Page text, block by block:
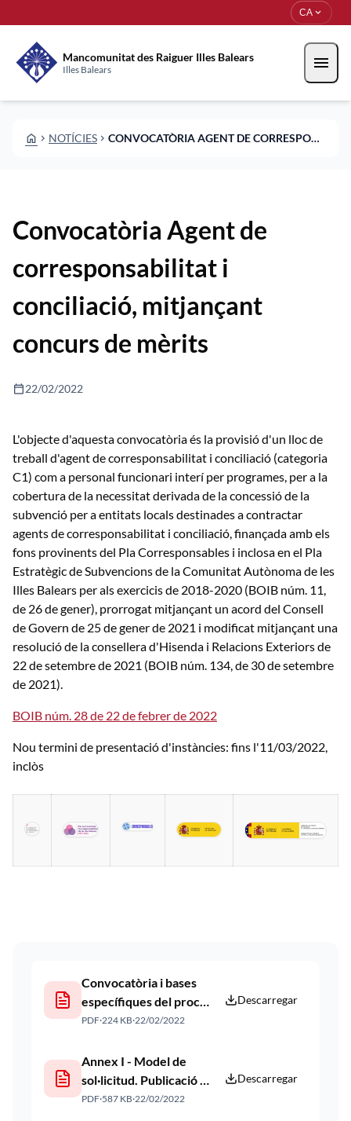
CA expand_more
Mancomunitat des Raiguer Illes Balears
Illes Balears menu
HOME CHEVRON_RIGHT NOTÍCIES CHEVRON_RIGHT CONVOCATÒRIA AGENT DE CORRESPONSABILITAT I CONCILIACIÓ, MITJANÇANT CONCURS DE MÈRITS
Convocatòria Agent de
corresponsabilitat i
conciliació, mitjançant
concurs de mèrits
calendar_today22/02/2022
L'objecte d'aquesta convocatòria és la provisió d'un lloc de
treball d'agent de corresponsabilitat i conciliació (categoria
C1) com a personal funcionari interí per programes, per a la
cobertura de la necessitat derivada de la concessió de la
subvenció per a entitats locals destinades a contractar
agents de corresponsabilitat i conciliació, finançada amb els
fons provinents del Pla Corresponsables i inclosa en el Pla
Estratègic de Subvencions de la Comunitat Autònoma de les
Illes Balears per als exercicis de 2018-2020 (BOIB núm. 11,
de 26 de gener), prorrogat mitjançant un acord del Consell
de Govern de 25 de gener de 2021 i modificat mitjançant una
resolució de la consellera d'Hisenda i Relacions Exteriors de
22 de setembre de 2021 (BOIB núm. 134, de 30 de setembre
de 2021).
BOIB núm. 28 de 22 de febrer de 2022
Nou termini de presentació d'instàncies: fins l'11/03/2022,
inclòs
Convocatòria i bases
específiques del procés
(BOIB núm. 28 de 22 de
Publicació el
22/02/2022
PDF·224 KB·22/02/2022
Descarregar
Annex I - Model de
sol·licitud. Publicació el
22/02/2022
PDF·587 KB·22/02/2022
Descarregar